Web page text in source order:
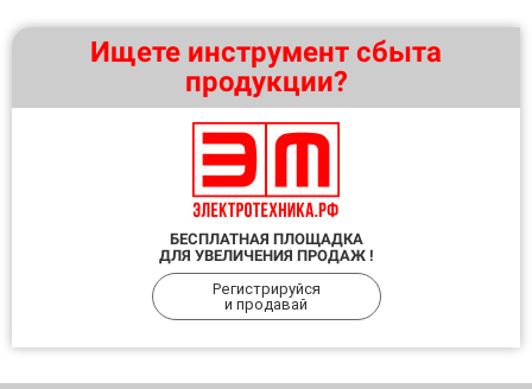
Ищете инструмент сбыта
продукции?
БЕСПЛАТНАЯ ПЛОЩАДКА
ДЛЯ УВЕЛИЧЕНИЯ ПРОДАЖ !
Регистрируйся
и продавай